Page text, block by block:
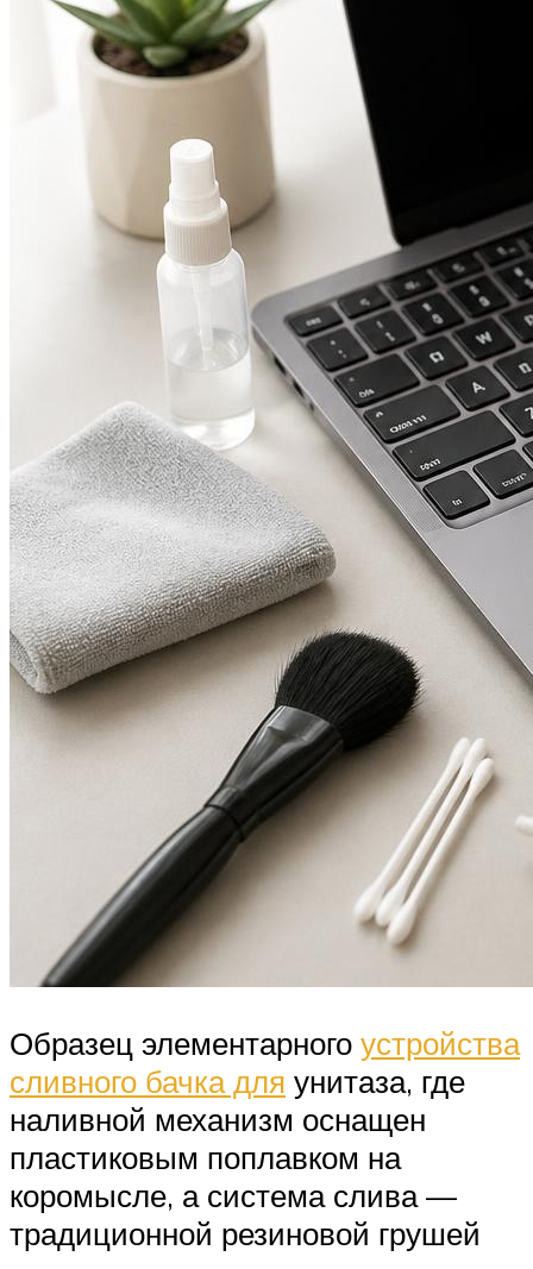
Образец элементарного устройства
сливного бачка для унитаза, где
наливной механизм оснащен
пластиковым поплавком на
коромысле, а система слива —
традиционной резиновой грушей